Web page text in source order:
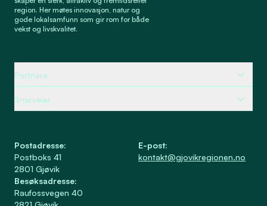
region. Her møtes innovasjon, natur og
gode lokalsamfunn som gir rom for både
vekst og livskvalitet.
Partnere
Snarveier
Postadresse:
Postboks 41
2801 Gjøvik
Besøksadresse:
Raufossvegen 40
E-post:
kontakt@gjovikregionen.no